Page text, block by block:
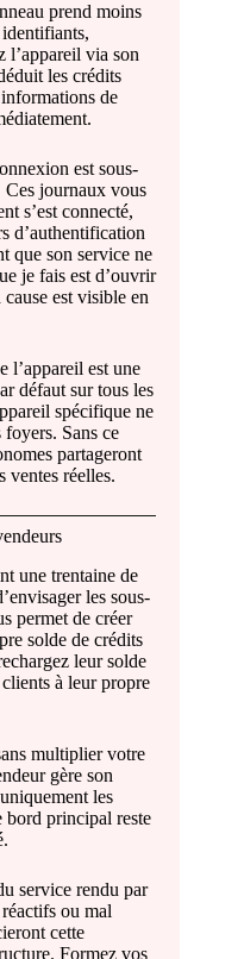
prend moins
l’appareil via son
les crédits
de
est sous-
Ces journaux vous
s’est connecté,
d’authentification
que son service ne
je fais est d’ouvrir
est visible en
l’appareil est une
défaut sur tous les
spécifique ne
foyers. Sans ce
partageront
ventes réelles.
une trentaine de
les sous-
permet de créer
solde de crédits
leur solde
à leur propre
multiplier votre
gère son
les
bord principal reste
service rendu par
ou mal
cette
Formez vos